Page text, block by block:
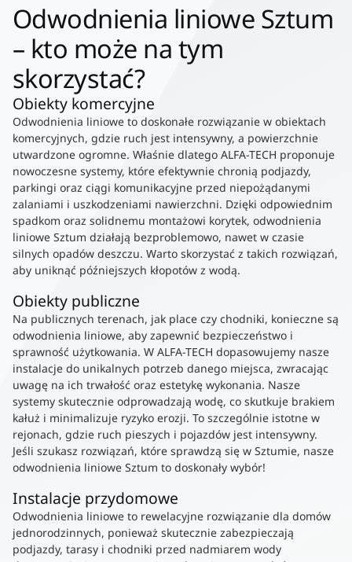
Odwodnienia liniowe Sztum
– kto może na tym
skorzystać?
Obiekty komercyjne
Odwodnienia liniowe to doskonałe rozwiązanie w obiektach
komercyjnych, gdzie ruch jest intensywny, a powierzchnie
utwardzone ogromne. Właśnie dlatego ALFA-TECH proponuje
nowoczesne systemy, które efektywnie chronią podjazdy,
parkingi oraz ciągi komunikacyjne przed niepożądanymi
zalaniami i uszkodzeniami nawierzchni. Dzięki odpowiednim
spadkom oraz solidnemu montażowi korytek, odwodnienia
liniowe Sztum działają bezproblemowo, nawet w czasie
silnych opadów deszczu. Warto skorzystać z takich rozwiązań,
aby uniknąć późniejszych kłopotów z wodą.
Obiekty publiczne
Na publicznych terenach, jak place czy chodniki, konieczne są
odwodnienia liniowe, aby zapewnić bezpieczeństwo i
sprawność użytkowania. W ALFA-TECH dopasowujemy nasze
instalacje do unikalnych potrzeb danego miejsca, zwracając
uwagę na ich trwałość oraz estetykę wykonania. Nasze
systemy skutecznie odprowadzają wodę, co skutkuje brakiem
kałuż i minimalizuje ryzyko erozji. To szczególnie istotne w
rejonach, gdzie ruch pieszych i pojazdów jest intensywny.
Jeśli szukasz rozwiązań, które sprawdzą się w Sztumie, nasze
odwodnienia liniowe Sztum to doskonały wybór!
Instalacje przydomowe
Odwodnienia liniowe to rewelacyjne rozwiązanie dla domów
jednorodzinnych, ponieważ skutecznie zabezpieczają
podjazdy, tarasy i chodniki przed nadmiarem wody